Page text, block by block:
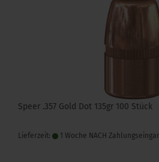
Speer .357 Gold Dot 135gr 100 Stück
Lieferzeit: 1 Woche NACH